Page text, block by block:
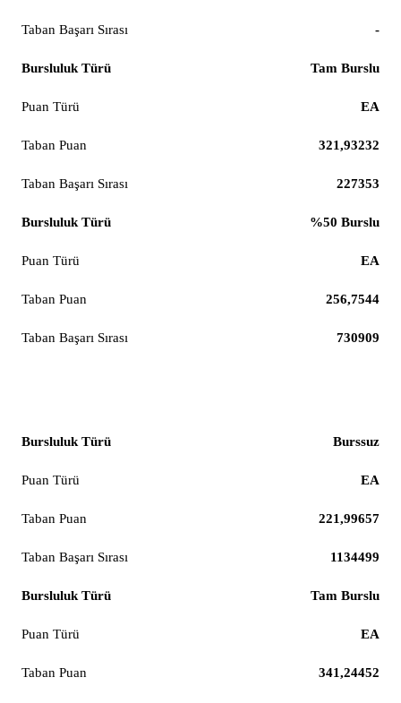
-
Tam Burslu
EA
321,93232
227353
%50 Burslu
EA
256,7544
730909
Burssuz
EA
221,99657
1134499
Tam Burslu
EA
341,24452